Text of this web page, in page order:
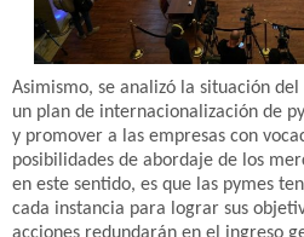
Asimismo, se analizó la situación
un plan de internacionalización de
y promover a las empresas con
posibilidades de abordaje de los
en este sentido, es que las pymes
cada instancia para lograr sus